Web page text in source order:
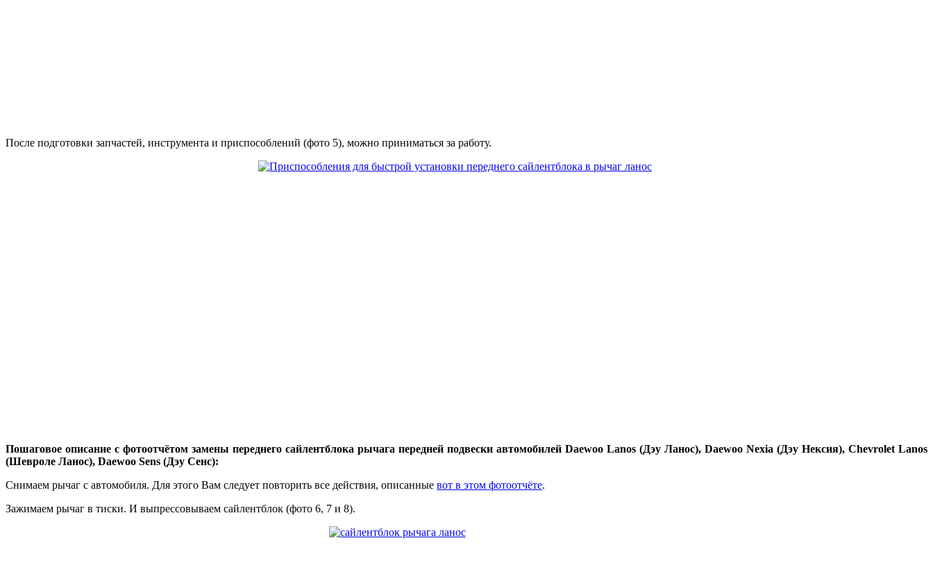
После подготовки запчастей, инструмента и приспособлений (фото 5), можно приниматься за работу.
Пошаговое описание с фотоотчётом замены переднего сайлентблока рычага передней подвески автомобилей Daewoo Lanos (Дэу Ланос), Daewoo Nexia (Дэу Нексия), Chevrolet Lanos
(Шевроле Ланос), Daewoo Sens (Дэу Сенс):
Снимаем рычаг с автомобиля. Для этого Вам следует повторить все действия, описанные вот в этом фотоотчёте.
Зажимаем рычаг в тиски. И выпрессовываем сайлентблок (фото 6, 7 и 8).